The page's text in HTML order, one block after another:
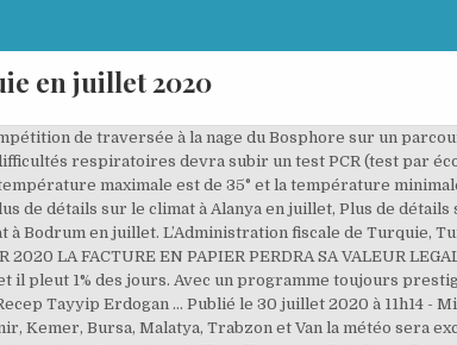
en juillet 2020
juillet, le climat d'Istanbul est idéal avec, le plus souvent, une météo : Ciel dégagé/Ensoleillé. | Votre vol Paris-Istanbul durera environ 3 h 30 ou 5 h pour rejoindre Ankara, la capitale politique du pays. ... Ouvert par Lyanaa - Dernier message le 08/10/2020 à 14:11. Le climat est donc très chaud autour de cette ville ce mois-ci. Au mois de juillet, le climat de Antalya est favorable avec, le plus souvent, une météo : Ciel dégagé/Ensoleillé. | Juin Au mois de juillet, le climat de Marmaris est favorable avec, le plus souvent, une météo : Ciel dégagé/Ensoleillé. Vous devrez absolument vous munir de protections solaires, Pour un jour quelconque du mois de juillet, voici les probabiltés climatiques pour Alanya. En juillet, Kars bénéficie d'un très bon ensoleillement d'environ 10 heures par jour avec un nombre de jours de pluie estimé pour ce mois à 8. Le 15 juillet 2020. Avec environ 18mm sur 4 jours, il ne pleuvra que très peu pendant vos vacances.Avec un climat idéal, le mois de juillet est un mois conseillé pour partir là-bas. Turquie Turquie : taux de chômage de 13,4% en juillet 2020 - Le taux de chômage des jeunes âgés entre 15 et 24 ans a été de 25,9%, dans la même période ... Peut-on travailler ailleurs lorsqu'on est en chômage partiel, sans perdre ses droits ? Les températures moyennes sont comprises entre 22°C et 33°C mais sachez que selon les années elles peuvent descendre à 11°C et monter jusqu'à 41°C. Vous devrez absolument vous munir de protections solaires, Notez que de nombreux voyageurs ont indiqué avoir été incommodés par la chaleur à Bodrum en juillet, Pour un jour quelconque du mois de juillet, voici les probabiltés climatiques pour Bodrum. ☀ Comment est le climat d'Istanbul en juillet ? Avec une température moyenne oscillant entre 22°C et 30°C, la plupart des villes situées au bord de la mer Marmara sont particulièrement accueillantes. En ce mois de juillet, la température moyenne à Istanbul est de 27° (la température maximale étant de 30° et la température minimale de 23°). © 2005 - 2020 QuandPartir : Destinations | Facebook | Twitter | YouTube, Où et quand partir - Ceci fait que d'une manière générale, la météo en juillet en Turquie, dans cette région, est tout simplement impeccable. Hey TPU Ce filme triste (bazate, sau nu, pe povesti adevarate) stiti De exemplu, m-am uitat la Hachiko si am plans cu lacrimi, de asemenea, si la Cine o razbuna pe Soraya :X:((((( Funda cele mai bune ( nu trebuie sa fie neaparat reale povestile, doar sa fie sensibile, sa te ''atinga'', sa pot plangeeee la ele ). Sélection des plus beaux voyages en Turquie à partir de : 539 €, 1 semaine hors vol. Faire un city break nordique sur la Baltique, se sentir tout petit devant les grands espaces de l’île de Vancouver,... Où partir en juillet 2020 ? Les températures moyennes sont comprises entre 10°C et 26°C mais sachez que selon les années elles peuvent descendre à 1°C et monter jusqu'à 33°C. Au mois de juillet, le climat de Izmir est idéal avec, le plus souvent, une météo : Ciel dégagé/Ensoleillé. Toutes les conditions sont réunies pour y passer des vacances estivales réussies, et ce, quelles que soient les activités de prédilection des visiteurs. Environ un millier de participants nagent de Kanlica à Curu Cesme, entre la partie asiatique et la partie européenne. Tous les passagers, de toutes les nationalités, qui satisfont aux règles d'immigration turques sont autorisés à entrer en Turquie. Vous n'aller pas être mouillé durant vos vacances !Avec un climat favorable, le mois de juillet est un bon mois pour partir dans cette ville. Vous devriez être au sec